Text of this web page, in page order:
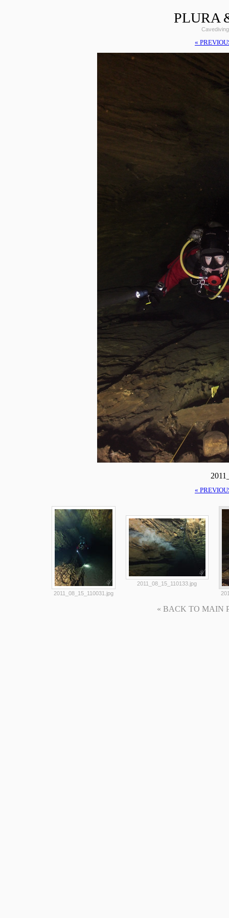
PLURA
«
«
2011_08_15_110031.jpg
2011_08_15_110133.jpg
« BACK TO MAIN